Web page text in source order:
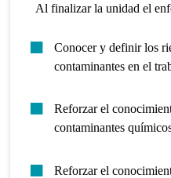
Al finalizar la unidad el
Conocer y definir los
contaminantes en el
Reforzar el
contaminantes
Reforzar el